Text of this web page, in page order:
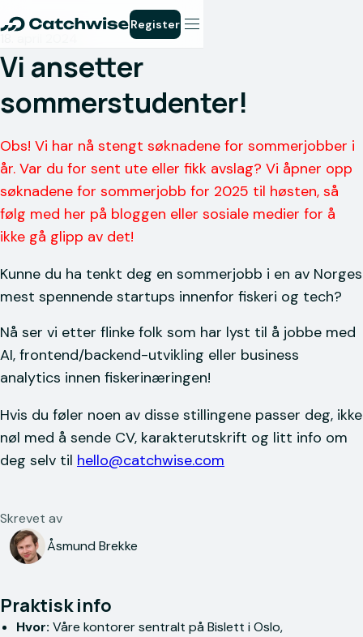
Register
Vi ansetter
sommerstudenter!
Obs! Vi har nå stengt søknadene for sommerjobber i
år. Var du for sent ute eller fikk avslag? Vi åpner opp
søknadene for sommerjobb for 2025 til høsten, så
følg med her på bloggen eller sosiale medier for å
ikke gå glipp av det!
Kunne du ha tenkt deg en sommerjobb i en av Norges
mest spennende startups innenfor fiskeri og tech?
Nå ser vi etter flinke folk som har lyst til å jobbe med
AI, frontend/backend-utvikling eller business
analytics innen fiskerinæringen!
Hvis du føler noen av disse stillingene passer deg, ikke
nøl med å sende CV, karakterutskrift og litt info om
deg selv til hello@catchwise.com
Skrevet av
Åsmund Brekke
Praktisk info
Hvor: Våre kontorer sentralt på Bislett i Oslo,